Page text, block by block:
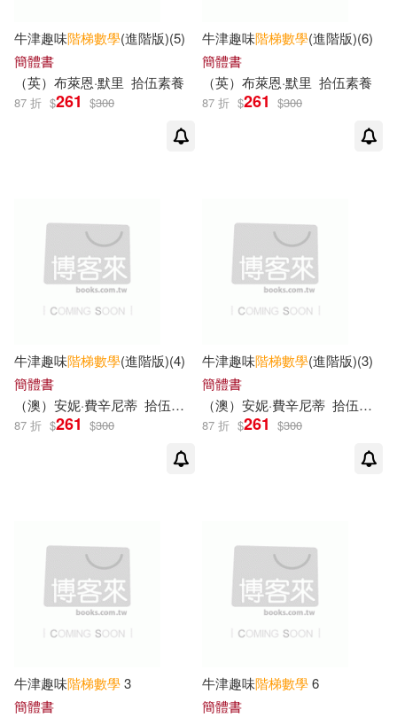
牛津趣味階梯數學(進階版)(5)
簡體書
（英）布萊恩·默里 拾伍素養
87 折 $261 $300
牛津趣味階梯數學(進階版)(6)
簡體書
（英）布萊恩·默里 拾伍素養
87 折 $261 $300
牛津趣味階梯數學(進階版)(4)
簡體書
（澳）安妮·費辛尼蒂 拾伍素養
87 折 $261 $300
牛津趣味階梯數學(進階版)(3)
簡體書
（澳）安妮·費辛尼蒂 拾伍素養
87 折 $261 $300
牛津趣味階梯數學3
簡體書
牛津趣味階梯數學6
簡體書